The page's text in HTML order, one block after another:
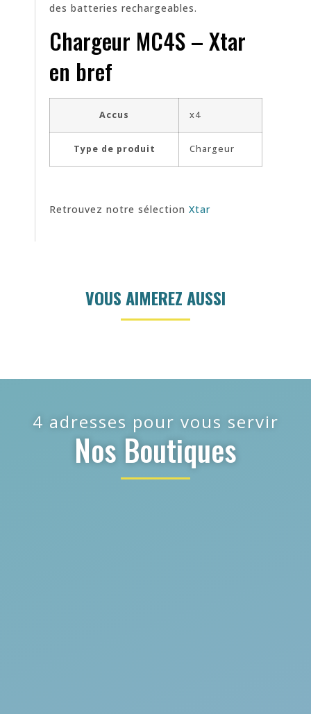
des batteries rechargeables.
Chargeur MC4S – Xtar
en bref
Accus x4
Type de produit Chargeur
Retrouvez notre sélection Xtar
VOUS AIMEREZ AUSSI
4 adresses pour vous servir
Nos Boutiques